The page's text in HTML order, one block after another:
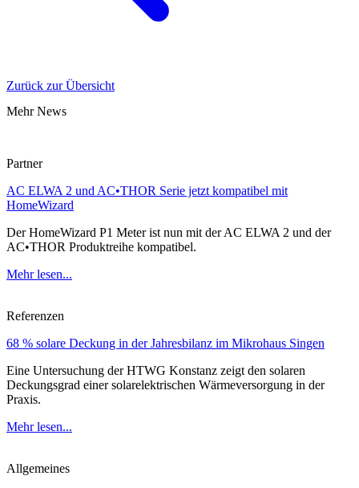
Zurück zur Übersicht
Mehr News
Partner
AC ELWA 2 und AC•THOR Serie jetzt kompatibel mit
HomeWizard
Der HomeWizard P1 Meter ist nun mit der AC ELWA 2 und der
AC•THOR Produktreihe kompatibel.
Mehr lesen...
Referenzen
68 % solare Deckung in der Jahresbilanz im Mikrohaus Singen
Eine Untersuchung der HTWG Konstanz zeigt den solaren
Deckungsgrad einer solarelektrischen Wärmeversorgung in der
Praxis.
Mehr lesen...
Allgemeines